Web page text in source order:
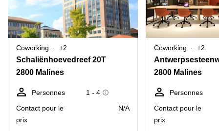
Salles
de
réunion
Bureau
virtuel
Bruxelles
Bruxelles
Aeroport
Gand
Hasselt
la
Neuve
Wallonie
Bureau
a louer
Gand
Bureau
à louer
Liège
Centre
Anvers
Centre
d'affaires
Gand
Choisissez une langue
flamand
Coworking +2
Schaliënhoevedreef 20T
2800 Malines
Personnes
1 - 4
Contact pour le
prix
N/A
Coworking +2
2800 Malines
Personnes
Contact pour le
prix